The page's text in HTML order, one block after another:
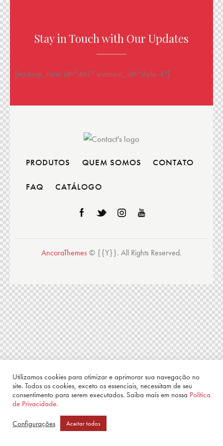
Stay in Touch with Our Updates
[mc4wp_form id="461" element_id="style-4"]
PRODUTOS QUEM SOMOS CONTATO
FAQ CATÁLOGO
AncoraThemes © {{Y}}. All Rights Reserved.
Utilizamos cookies para otimizar e aprimorar sua navegação no
site. Todos os cookies, exceto os essenciais, necessitam de seu
consentimento para serem executados. Saiba mais em nossa Política
de Privacidade.
Configurações Aceitar todos